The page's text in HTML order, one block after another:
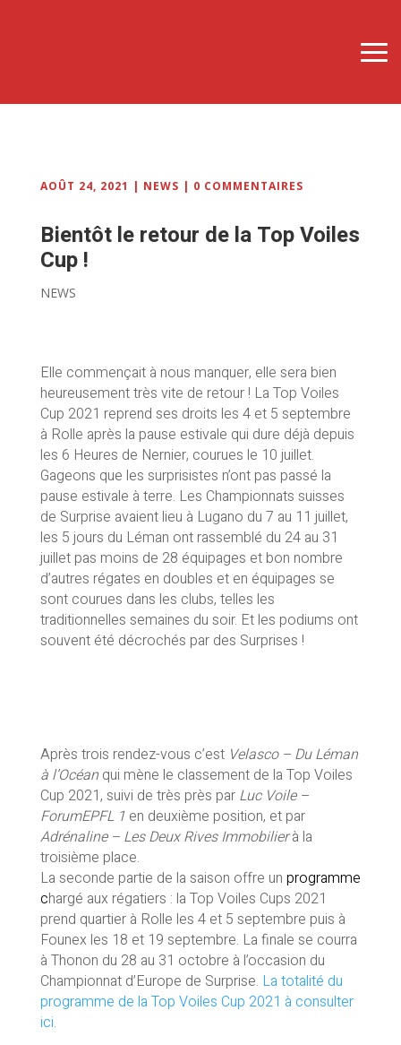
AOÛT 24, 2021 | NEWS | 0 COMMENTAIRES
Bientôt le retour de la Top Voiles
Cup !
NEWS
Elle commençait à nous manquer, elle sera bien
heureusement très vite de retour ! La Top Voiles
Cup 2021 reprend ses droits les 4 et 5 septembre
à Rolle après la pause estivale qui dure déjà depuis
les 6 Heures de Nernier, courues le 10 juillet.
Gageons que les surprisistes n’ont pas passé la
pause estivale à terre. Les Championnats suisses
de Surprise avaient lieu à Lugano du 7 au 11 juillet,
les 5 jours du Léman ont rassemblé du 24 au 31
juillet pas moins de 28 équipages et bon nombre
d’autres régates en doubles et en équipages se
sont courues dans les clubs, telles les
traditionnelles semaines du soir. Et les podiums ont
souvent été décrochés par des Surprises !
Après trois rendez-vous c’est Velasco – Du Léman
à l’Océanqui mène le classement de la Top Voiles
Cup 2021, suivi de très près par Luc Voile –
ForumEPFL 1 en deuxième position, et par
Adrénaline – Les Deux Rives Immobilierà la
troisième place.
La seconde partie de la saison offre un programme
chargé aux régatiers : la Top Voiles Cups 2021
prend quartier à Rolle les 4 et 5 septembre puis à
Founex les 18 et 19 septembre. La finale se courra
à Thonon du 28 au 31 octobre à l’occasion du
Championnat d’Europe de Surprise. La totalité du
programme de la Top Voiles Cup 2021 à consulter
ici.